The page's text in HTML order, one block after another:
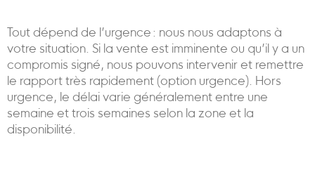
Tout dépend de l’urgence : nous nous adaptons à
votre situation. Si la vente est imminente ou qu’il y a un
compromis signé, nous pouvons intervenir et remettre
le rapport très rapidement (option urgence). Hors
urgence, le délai varie généralement entre une
semaine et trois semaines selon la zone et la
disponibilité.